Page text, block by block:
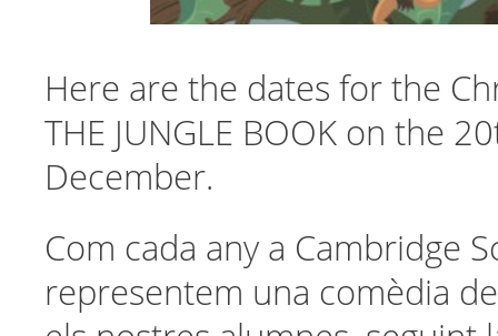
Here are the dates for the
THE JUNGLE BOOK on the
December.
Com cada any a Cambridge
representem una comèdia